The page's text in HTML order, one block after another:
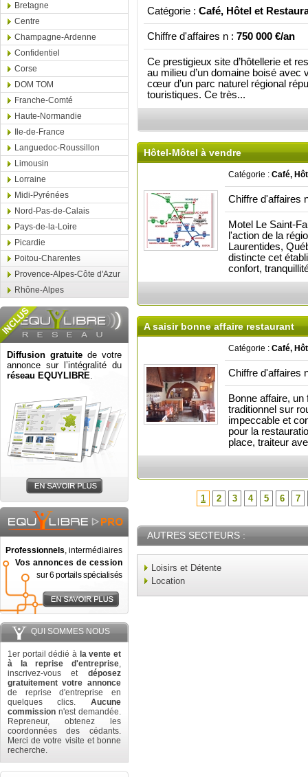
Bretagne
Centre
Champagne-Ardenne
Confidentiel
Corse
DOM TOM
Franche-Comté
Haute-Normandie
Ile-de-France
Languedoc-Roussillon
Limousin
Lorraine
Midi-Pyrénées
Nord-Pas-de-Calais
Pays-de-la-Loire
Picardie
Poitou-Charentes
Provence-Alpes-Côte d'Azur
Rhône-Alpes
Diffusion gratuite de votre
annonce sur l’intégralité du
réseau EQUYLIBRE.
Professionnels, intermédiaires
Vos annonces de cession
sur 6 portails spécialisés
QUI SOMMES NOUS
1er portail dédié à la vente et
à la reprise d'entreprise,
inscrivez-vous et déposez
gratuitement votre annonce
de reprise d'entreprise en
quelques clics. Aucune
commission n'est demandée.
Repreneur, obtenez les
coordonnées des cédants.
Merci de votre visite et bonne
recherche.
Catégorie : Café, Hôtel et
Chiffre d'affaires n : 750 000 €/an
Ce prestigieux site d’hôtellerie et
au milieu d’un domaine boisé avec
cœur d’un parc naturel régional
touristiques. Ce très...
Hôtel-Môtel à vendre
Catégorie : Café,
Chiffre d'affaires
Motel Le Saint-
l'action de la
Laurentides,
distincte cet
confort,
A saisir bonne affaire restaurant
Catégorie : Café,
Chiffre d'affaires
Bonne affaire,
traditionnel sur
impeccable et
pour la
place, traiteur
1 2 3 4 5 6 7
AUTRES SECTEURS :
Loisirs et Détente
Location